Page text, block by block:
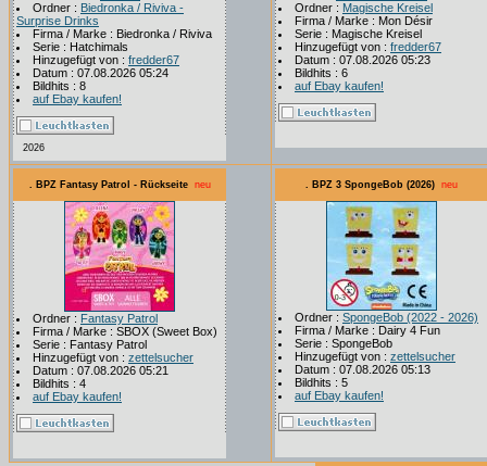
Ordner : Biedronka / Riviva -
Surprise Drinks
Firma / Marke : Biedronka / Riviva
Serie : Hatchimals
Hinzugefügt von : fredder67
Datum : 07.08.2026 05:24
Bildhits : 8
auf Ebay kaufen!
2026
Ordner : Magische Kreisel
Firma / Marke : Mon Désir
Serie : Magische Kreisel
Hinzugefügt von : fredder67
Datum : 07.08.2026 05:23
Bildhits : 6
auf Ebay kaufen!
. BPZ Fantasy Patrol - Rückseite neu
Ordner : Fantasy Patrol
Firma / Marke : SBOX (Sweet Box)
Serie : Fantasy Patrol
Hinzugefügt von : zettelsucher
Datum : 07.08.2026 05:21
Bildhits : 4
auf Ebay kaufen!
. BPZ 3 SpongeBob (2026) neu
Ordner : SpongeBob (2022 - 2026)
Firma / Marke : Dairy 4 Fun
Serie : SpongeBob
Hinzugefügt von : zettelsucher
Datum : 07.08.2026 05:13
Bildhits : 5
auf Ebay kaufen!